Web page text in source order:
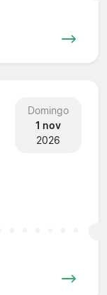
Domingo
1 nov
2026